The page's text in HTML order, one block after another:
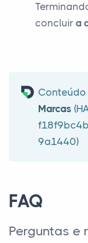
concluir a
Marcas
9a1440)
FAQ
Perguntas e